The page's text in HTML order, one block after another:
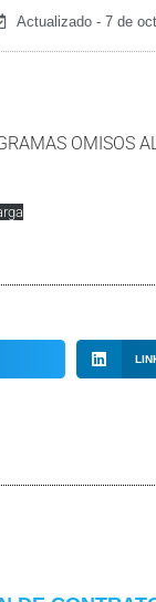
Actualizado - 7 de
OMISOS